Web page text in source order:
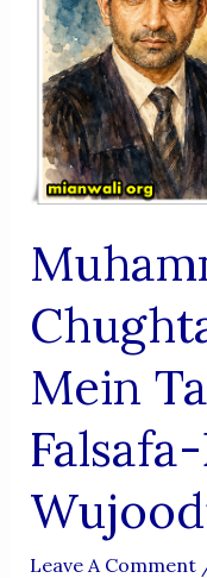
Hain.
Bas
Dua
Hai
Woh
Aabad
Mein
Leave A Comment